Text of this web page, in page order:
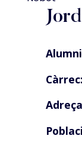
Càrrec: